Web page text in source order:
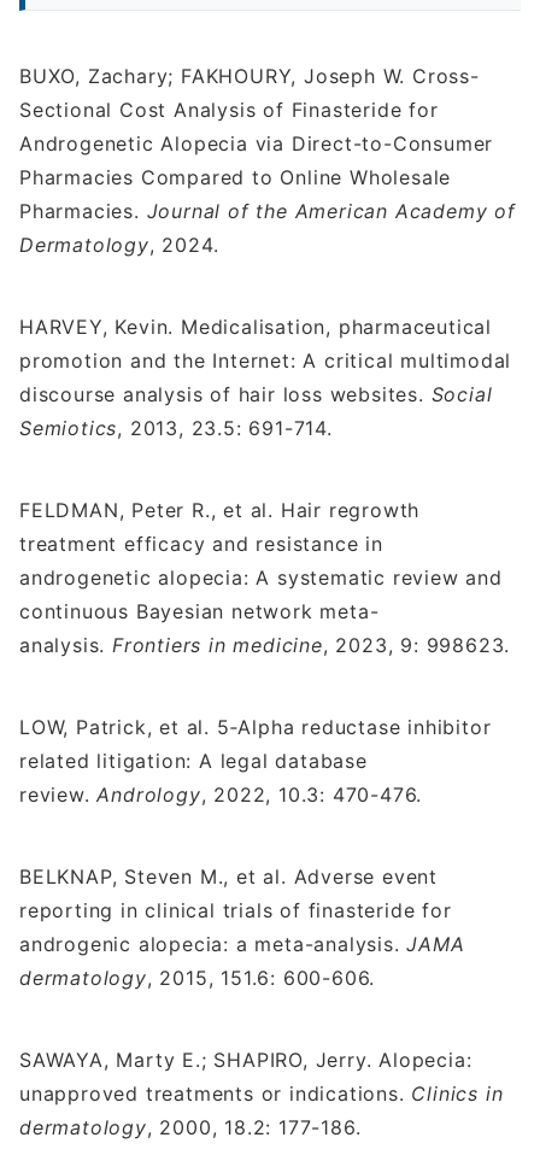
BUXO, Zachary; FAKHOURY, Joseph W. Cross-
Sectional Cost Analysis of Finasteride for
Androgenetic Alopecia via Direct-to-Consumer
Pharmacies Compared to Online Wholesale
Pharmacies. Journal of the American Academy of
Dermatology, 2024.
HARVEY, Kevin. Medicalisation, pharmaceutical
promotion and the Internet: A critical multimodal
discourse analysis of hair loss websites. Social
Semiotics, 2013, 23.5: 691-714.
FELDMAN, Peter R., et al. Hair regrowth
treatment efficacy and resistance in
androgenetic alopecia: A systematic review and
continuous Bayesian network meta-
analysis.Frontiers in medicine, 2023, 9: 998623.
LOW, Patrick, et al. 5‐Alpha reductase inhibitor
related litigation: A legal database
review.Andrology, 2022, 10.3: 470-476.
BELKNAP, Steven M., et al. Adverse event
reporting in clinical trials of finasteride for
androgenic alopecia: a meta-analysis.JAMA
dermatology, 2015, 151.6: 600-606.
SAWAYA, Marty E.; SHAPIRO, Jerry. Alopecia:
unapproved treatments or indications. Clinics in
dermatology, 2000, 18.2: 177-186.